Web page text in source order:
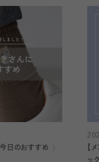
日のおすすめ 〉
【